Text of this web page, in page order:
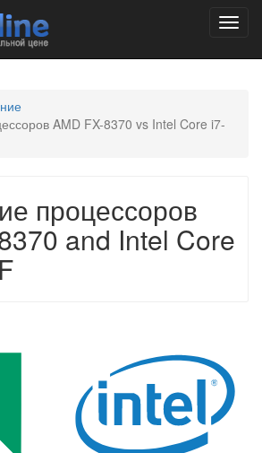
AMD FX-8370 vs Intel Core i7-
процессоров
and Intel Core